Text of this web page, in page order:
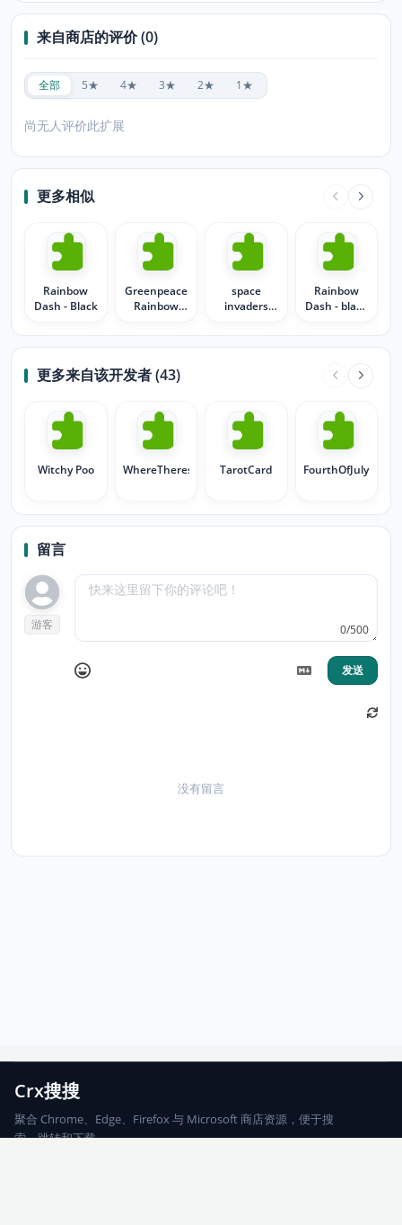
来自商店的评价 (0)
全部 5★ 4★ 3★ 2★ 1★
尚无人评价此扩展
更多相似
Rainbow
Dash - Black
Greenpeace
Rainbow
space
invaders
Rainbow
Dash - black
更多来自该开发者 (43)
Witchy Poo WhereTheresSmokeTheresFire
TarotCard FourthOfJuly
留言
游客 0/500
发送
没有留言
Crx搜搜
聚合 Chrome、Edge、Firefox 与 Microsoft 商店资源，便于搜
索、跳转和下载。